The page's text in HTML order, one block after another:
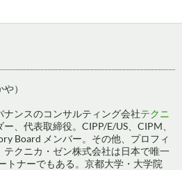
）
ンスのコンサルティング会社テクニ
ー、代表取締役。CIPP/E/US、CIPM、
Board メンバー。その他、プロフィ
テクニカ・ゼン株式会社は日本で唯一
トナーでもある。京都大学・大学院